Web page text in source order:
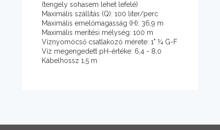
(tengely sohasem lehet lefelé)
Maximális szállítás (Q): 100 liter/perc
Maximális emelőmagasság (H): 36,9 m
Maximális merítési mélység: 100 m
Víznyomócső csatlakozó mérete: 1" ¼ G-F
Víz megengedett pH-értéke: 6,4 - 8,0
Kábelhossz 1,5 m